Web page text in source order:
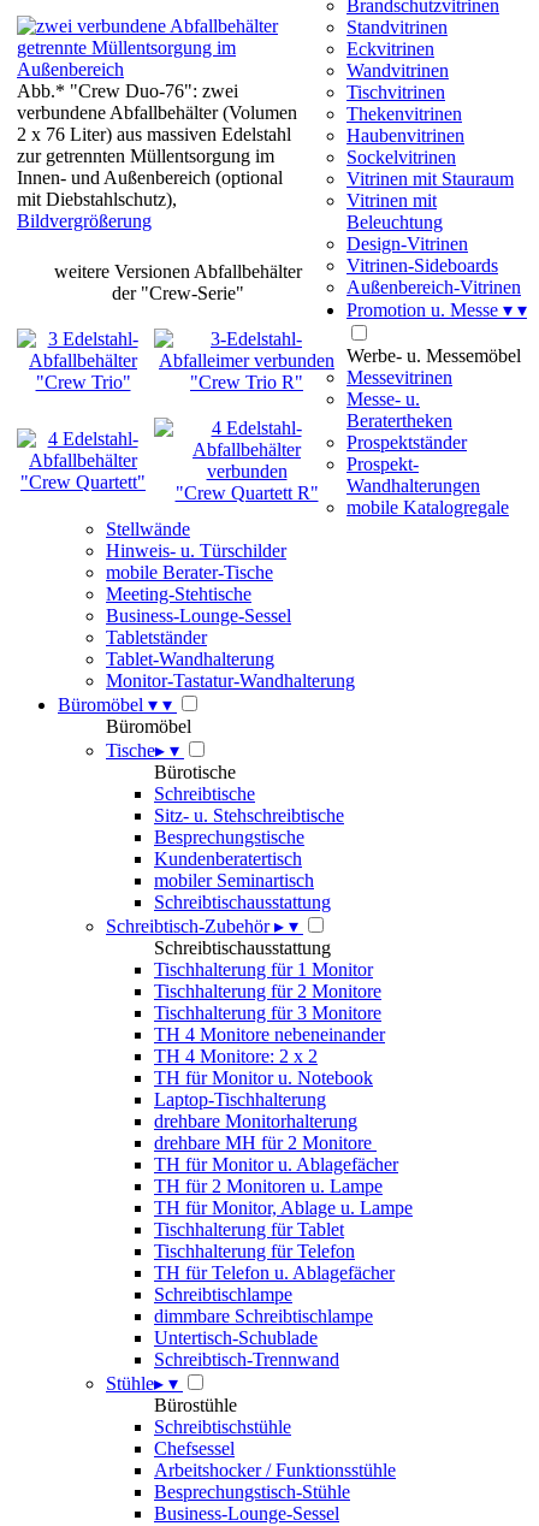
Abb.* "Crew Duo-76": zwei
verbundene Abfallbehälter (Volumen
2 x 76 Liter) aus massiven Edelstahl
zur getrennten Müllentsorgung im
Innen- und Außenbereich (optional
mit Diebstahlschutz),
Bildvergrößerung
weitere Versionen Abfallbehälter
der "Crew-Serie"
"Crew Trio" "Crew Trio R"
"Crew Quartett"
"Crew Quartett R"
Brandschutzvitrinen
Standvitrinen
Eckvitrinen
Wandvitrinen
Tischvitrinen
Thekenvitrinen
Haubenvitrinen
Sockelvitrinen
Vitrinen mit Stauraum
Vitrinen mit
Beleuchtung
Design-Vitrinen
Vitrinen-Sideboards
Außenbereich-Vitrinen
Promotion u. Messe ▾ ▾
Werbe- u. Messemöbel
Messevitrinen
Messe- u.
Beratertheken
Prospektständer
Prospekt-
Wandhalterungen
mobile Katalogregale
Stellwände
Hinweis- u. Türschilder
mobile Berater-Tische
Meeting-Stehtische
Business-Lounge-Sessel
Tabletständer
Tablet-Wandhalterung
Monitor-Tastatur-Wandhalterung
Büromöbel ▾ ▾
Büromöbel
Tische▸ ▾
Bürotische
Schreibtische
Sitz- u. Stehschreibtische
Besprechungstische
Kundenberatertisch
mobiler Seminartisch
Schreibtischausstattung
Schreibtisch-Zubehör▸ ▾
Schreibtischausstattung
Tischhalterung für 1 Monitor
Tischhalterung für 2 Monitore
Tischhalterung für 3 Monitore
TH 4 Monitore nebeneinander
TH 4 Monitore: 2 x 2
TH für Monitor u. Notebook
Laptop-Tischhalterung
drehbare Monitorhalterung
drehbare MH für 2 Monitore
TH für Monitor u. Ablagefächer
TH für 2 Monitoren u. Lampe
TH für Monitor, Ablage u. Lampe
Tischhalterung für Tablet
Tischhalterung für Telefon
TH für Telefon u. Ablagefächer
Schreibtischlampe
dimmbare Schreibtischlampe
Untertisch-Schublade
Schreibtisch-Trennwand
Stühle▸ ▾
Bürostühle
Schreibtischstühle
Chefsessel
Arbeitshocker / Funktionsstühle
Besprechungstisch-Stühle
Business-Lounge-Sessel